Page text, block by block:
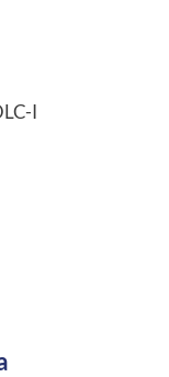
I